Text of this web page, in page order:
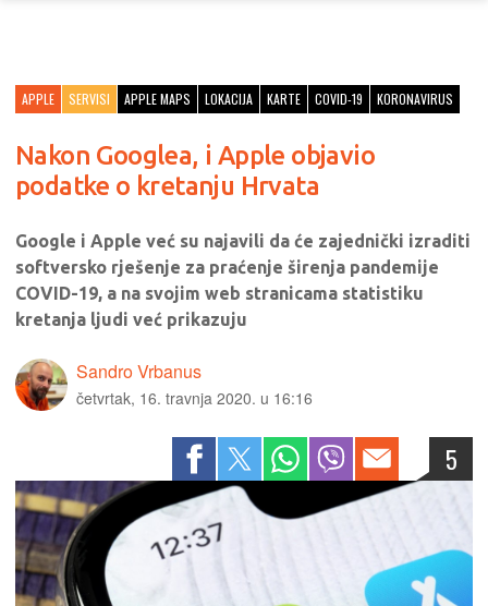
APPLE SERVISI APPLE MAPS LOKACIJA KARTE COVID-19 KORONAVIRUS
Nakon Googlea, i Apple objavio
podatke o kretanju Hrvata
Google i Apple već su najavili da će zajednički izraditi
softversko rješenje za praćenje širenja pandemije
COVID-19, a na svojim web stranicama statistiku
kretanja ljudi već prikazuju
Sandro Vrbanus
četvrtak, 16. travnja 2020. u 16:16
5